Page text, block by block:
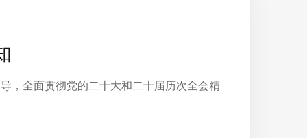
，全面贯彻党的二十大和二十届历次全会精